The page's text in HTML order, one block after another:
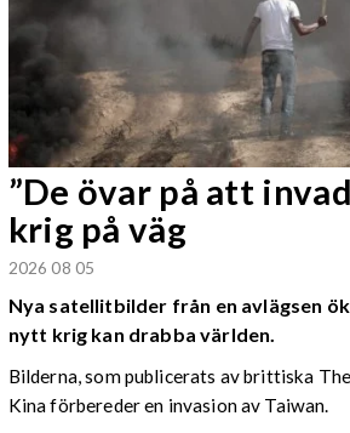
”De övar på att
krig på väg
2026 08 05
Nya satellitbilder från en avlägsen
nytt krig kan drabba världen.
Bilderna, som publicerats av brittiska
Kina förbereder en invasion av Taiwan.